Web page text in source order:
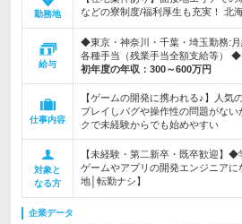
勤務地
などの寮制度/福利厚生も充実！ 北
給与
◆東京・神奈川・千葉・埼玉勤務:月
各種手当（残業手当全額支給等） ◆
初年度の年収： 300～600万円
仕事内容
【ゲームの開発に携われる♪】人気
プレイしバグや操作性の問題がな
クで未経験からでも始めやすい
対象と
なる方
【未経験・第二新卒・既卒歓迎】
ゲームやアプリの開発エンジニア
地│転勤ナシ】
企業データ